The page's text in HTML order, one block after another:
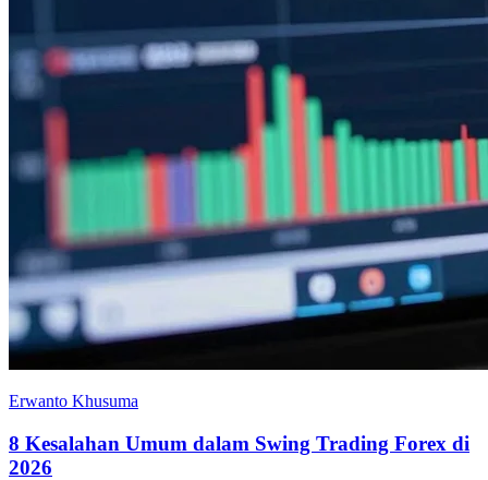
Erwanto Khusuma
8 Kesalahan Umum dalam Swing Trading Forex di
2026